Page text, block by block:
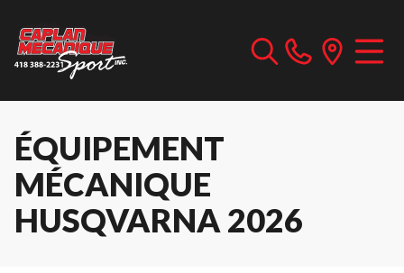
ÉQUIPEMENT
MÉCANIQUE
HUSQVARNA 2026